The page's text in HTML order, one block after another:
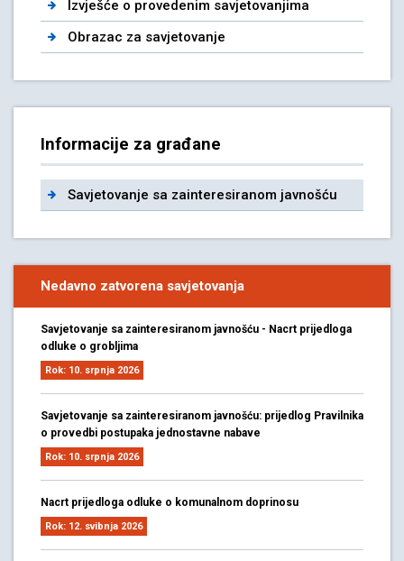
Izvješće o provedenim savjetovanjima
Obrazac za savjetovanje
Informacije za građane
Savjetovanje sa zainteresiranom javnošću
Nedavno zatvorena savjetovanja
Savjetovanje sa zainteresiranom javnošću - Nacrt prijedloga
odluke o grobljima
Rok: 10. srpnja 2026
Savjetovanje sa zainteresiranom javnošću: prijedlog Pravilnika
o provedbi postupaka jednostavne nabave
Rok: 10. srpnja 2026
Nacrt prijedloga odluke o komunalnom doprinosu
Rok: 12. svibnja 2026